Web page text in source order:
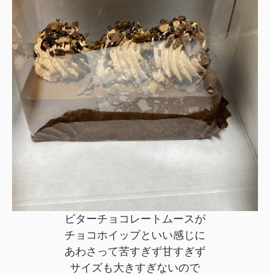
ビターチョコレートムースが
チョコホイップといい感じに
あわさって苦すぎず甘すぎず
サイズも大きすぎないので